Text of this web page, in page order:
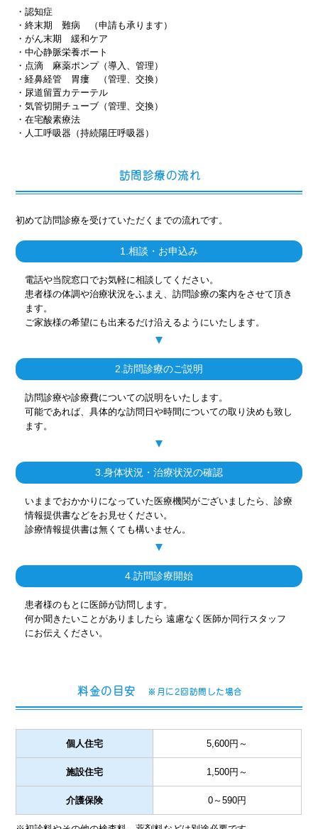
・認知症
・終末期 難病 （申請も承ります）
・がん末期 緩和ケア
・中心静脈栄養ポート
・点滴 麻薬ポンプ（導入、管理）
・経鼻経管 胃瘻 （管理、交換）
・尿道留置カテーテル
・気管切開チューブ（管理、交換）
・在宅酸素療法
・人工呼吸器（持続陽圧呼吸器）
訪問診療の流れ
初めて訪問診療を受けていただくまでの流れです。
1.相談・お申込み
電話や当院窓口でお気軽に相談してください。
患者様の体調や治療状況をふまえ、訪問診療の案内をさせて頂き
ます。
ご家族様の希望にも出来るだけ沿えるようにいたします。
2.訪問診療のご説明
訪問診療や診療費についての説明をいたします。
可能であれば、具体的な訪問日や時間についての取り決めも致し
ます。
3.身体状況・治療状況の確認
いままでおかかりになっていた医療機関がございましたら、診療
情報提供書などをお見せください。
診療情報提供書は無くても構いません。
4.訪問診療開始
患者様のもとに医師が訪問します。
何か聞きたいことがありましたら 遠慮なく医師か同行スタッフ
にお伝えください。
料金の目安 ※月に2回訪問した場合
個人住宅 5,600円～
施設住宅 1,500円～
介護保険 0～590円